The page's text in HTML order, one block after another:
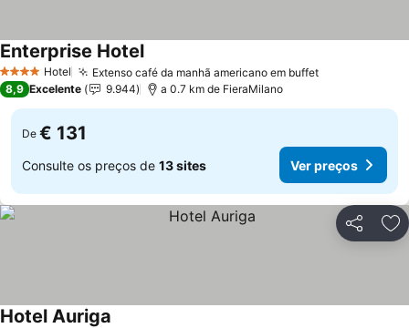
4 EstrelasHotel Extenso café da manhã americano em buffetVer preços
Enterprise HotelVer preços
8,9 Excelente 9.944 a 0.7 km de FieraMilano
De € 131
Consulte os preços de 13 sites Ver preços
Partilhar
Hotel Auriga